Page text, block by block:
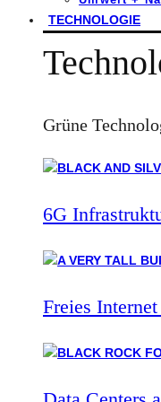
TECHNOLOGIE
Grüne
6G
Freies